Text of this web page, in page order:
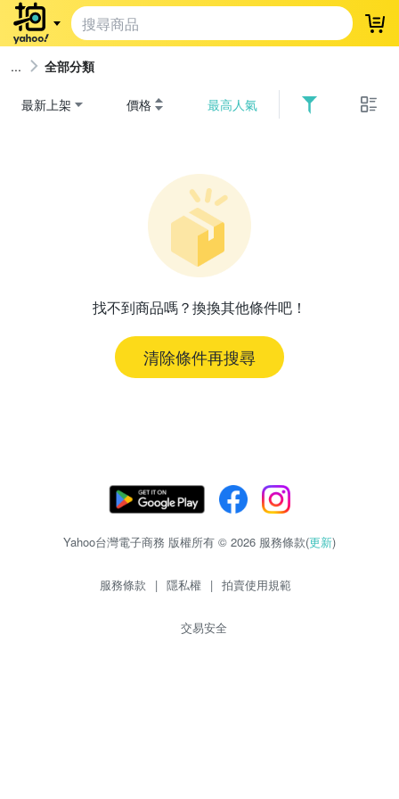
登
全部分類
最新上架 價格 最高人氣
找不到商品嗎？換換其他條件吧！
清除條件再搜尋
Yahoo台灣電子商務 版權所有 © 2026 服務條款(更新)
服務條款 | 隱私權 | 拍賣使用規範
交易安全